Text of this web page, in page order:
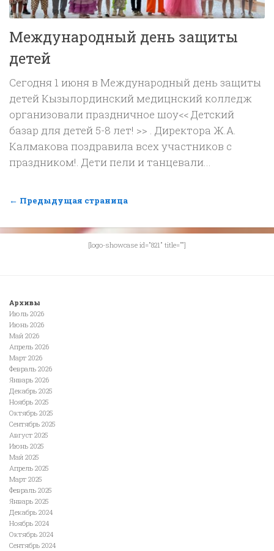
Международный день защиты
детей
Сегодня 1 июня в Международный день защиты
детей Кызылординский медицнский колледж
организовали праздничное шоу<< Детский
базар для детей 5-8 лет! >> . Директора Ж.А.
Калмакова поздравила всех участников с
праздником!. Дети пели и танцевали...
← Предыдущая страница
[logo-showcase id="821" title=""]
Архивы
Июль 2026
Июнь 2026
Май 2026
Апрель 2026
Март 2026
Февраль 2026
Январь 2026
Декабрь 2025
Ноябрь 2025
Октябрь 2025
Сентябрь 2025
Август 2025
Июнь 2025
Май 2025
Апрель 2025
Март 2025
Февраль 2025
Январь 2025
Декабрь 2024
Ноябрь 2024
Октябрь 2024
Сентябрь 2024